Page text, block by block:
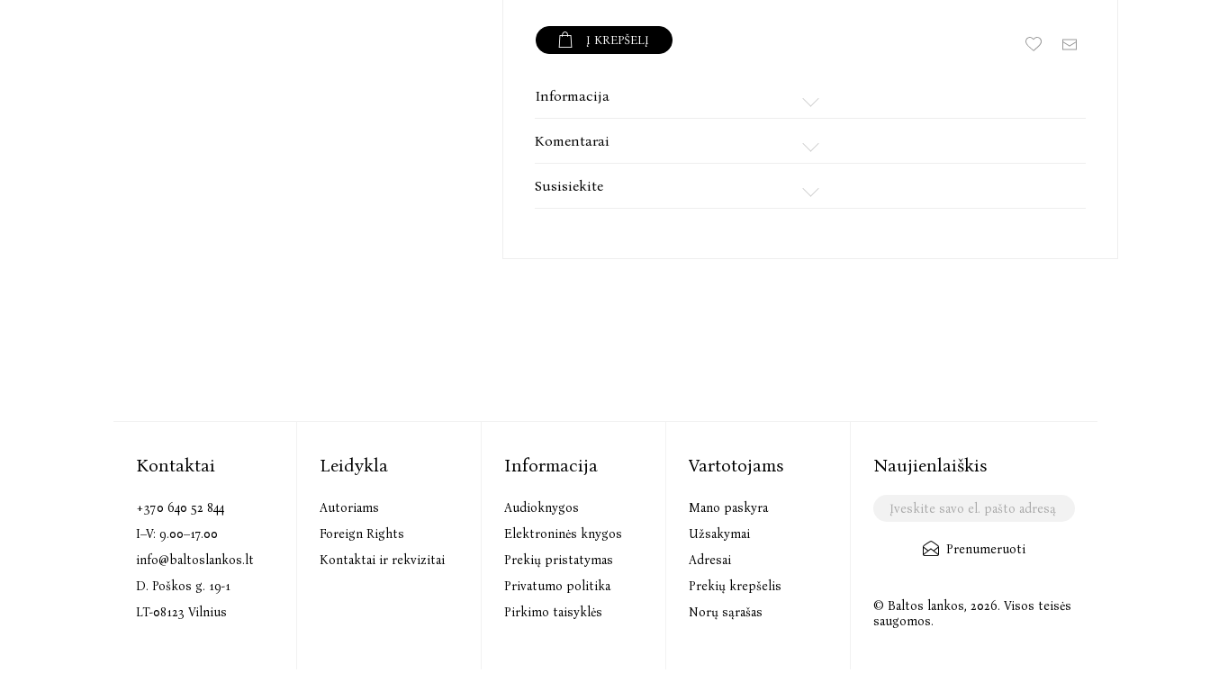
Į KREPŠELĮ
Informacija
Komentarai
Susisiekite
Kontaktai
+370 640 52 844
I–V: 9.00–17.00
info@baltoslankos.lt
D. Poškos g. 19-1
LT-08123 Vilnius
Leidykla
Autoriams
Foreign Rights
Kontaktai ir rekvizitai
Informacija
Audioknygos
Elektroninės knygos
Prekių pristatymas
Privatumo politika
Pirkimo taisyklės
Vartotojams
Mano paskyra
Užsakymai
Adresai
Prekių krepšelis
Norų sąrašas
Naujienlaiškis
Prenumeruoti
© Baltos lankos, 2026. Visos teisės
saugomos.